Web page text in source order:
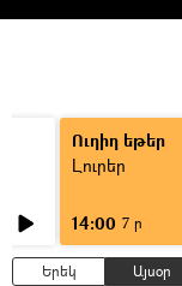
Ուղիղ եթեր
Լուրեր
14:00 7 ր
Երեկ Այսօր